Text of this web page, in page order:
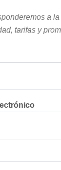
a
tarifas y